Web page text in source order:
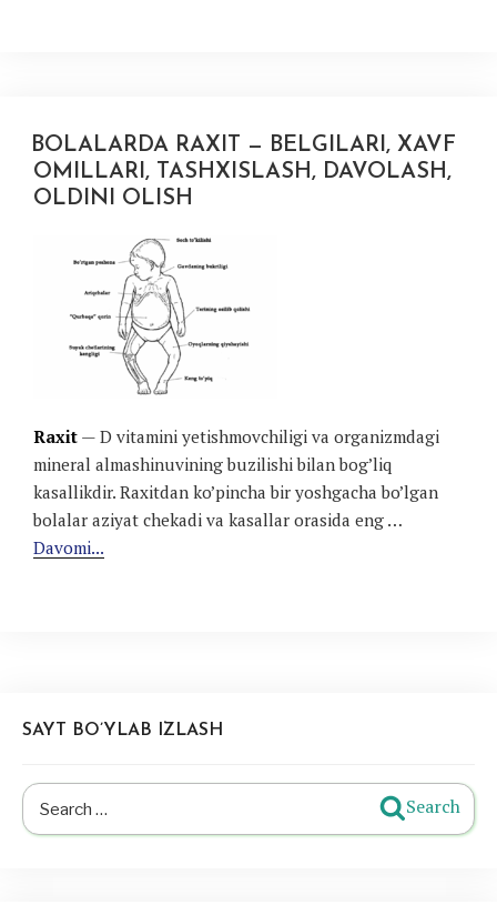
BOLALARDA RAXIT — BELGILARI, XAVF
OMILLARI, TASHXISLASH, DAVOLASH,
OLDINI OLISH
Raxit — D vitamini yetishmovchiligi va organizmdagi
mineral almashinuvining buzilishi bilan bog’liq
kasallikdir. Raxitdan ko’pincha bir yoshgacha bo’lgan
bolalar aziyat chekadi va kasallar orasida eng …
Davomi...
SAYT BO’YLAB IZLASH
Search
for:
Search